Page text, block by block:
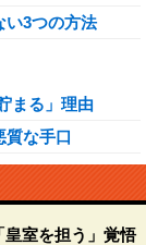
い3つの方法
まる」理由
な手口
室を担う」覚悟